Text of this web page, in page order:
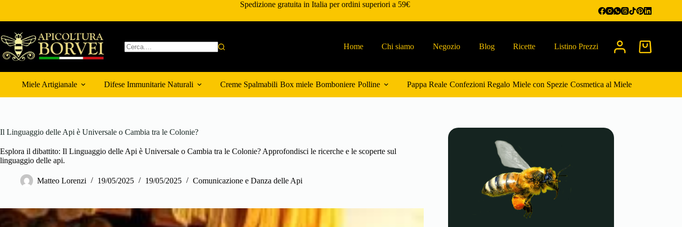
contenuto
Spedizione gratuita in Italia per ordini superiori a 59€
Home Chi siamo Negozio Blog Ricette Listino Prezzi Carrello
Miele Artigianale Difese Immunitarie Naturali Creme Spalmabili Box miele Bomboniere Polline Pappa Reale Confezioni Regalo Miele con Spezie Cosmetica al Miele
Il Linguaggio delle Api è Universale o Cambia tra le Colonie?
Esplora il dibattito: Il Linguaggio delle Api è Universale o Cambia tra le Colonie? Approfondisci le ricerche e le scoperte sul
linguaggio delle api.
Matteo Lorenzi 19/05/2025 19/05/2025 Comunicazione e Danza delle Api